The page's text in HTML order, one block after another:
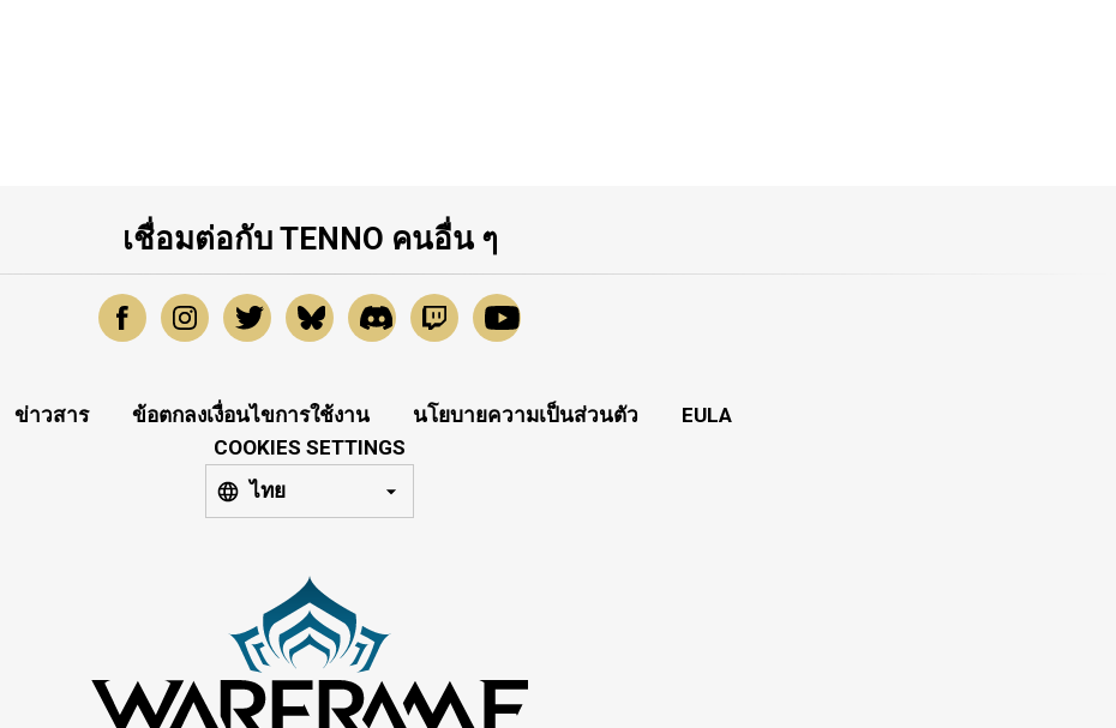
เชื่อมต่อกับ TENNO คนอื่น ๆ
ข่าวสาร ข้อตกลงเงื่อนไขการใช้งาน นโยบายความเป็นส่วนตัว
EULA
COOKIES SETTINGS
ไทย